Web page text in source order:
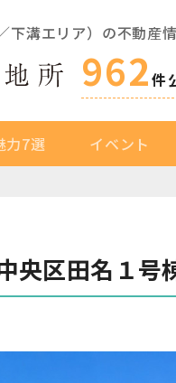
下溝エリア）の不動産
962件
力7選 イベント
央区田名１号